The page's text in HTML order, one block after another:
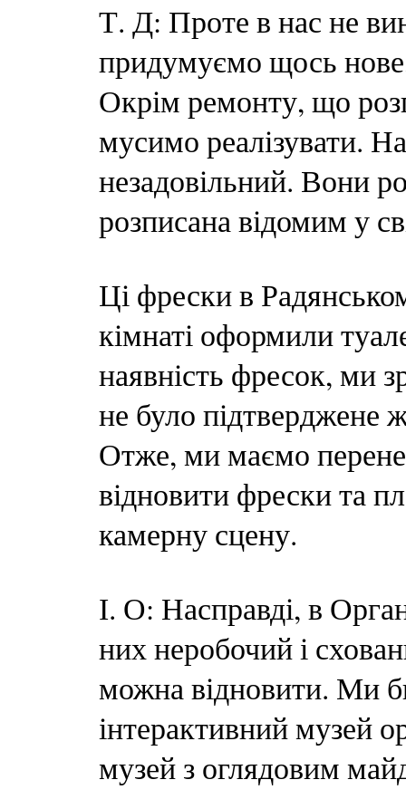
Т. Д: Проте в нас не
придумуємо щось
Окрім ремонту, що
мусимо реалізувати.
незадовільний. Вони
розписана відомим у
Ці фрески в
кімнаті оформили
наявність фресок, ми
не було підтверджене
Отже, ми маємо
відновити фрески та
камерну сцену.
І. О: Насправді, в
них неробочий і
можна відновити. Ми
інтерактивний музей
музей з оглядовим